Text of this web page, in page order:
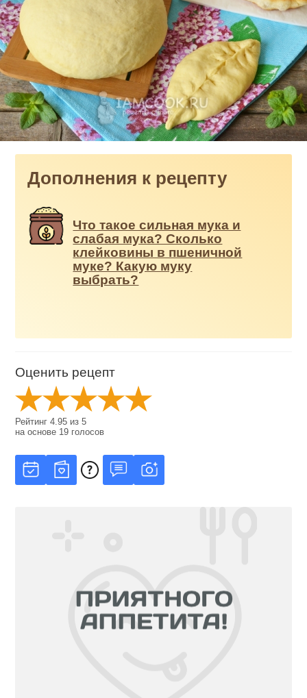
Дополнения к рецепту
Что такое сильная мука и
слабая мука? Сколько
клейковины в пшеничной
муке? Какую муку
выбрать?
Оценить рецепт
Рейтинг4.95 из5
на основе 19 голосов